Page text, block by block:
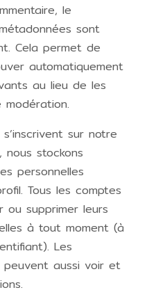
le
sont
Cela permet de
automatiquement
au lieu de les
sur notre
stockons
personnelles
Tous les comptes
ou supprimer leurs
à tout moment (à
Les
aussi voir et